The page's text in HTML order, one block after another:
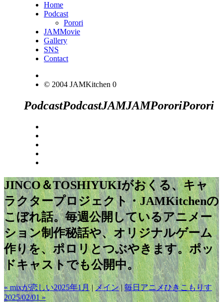
Home
Podcast
Porori
JAMMovie
Gallery
SNS
Contact
© 2004 JAMKitchen 0
PodcastPodcastJAMJAMPororiPorori
JINCO＆TOSHIYUKIがおくる、キャ
ラクタープロジェクト・JAMKitchenの
こぼれ話。毎週公開しているアニメー
ション制作秘話や、オリジナルゲーム
作りを、ポロリとつぶやきます。ポッ
ドキャストでも公開中。
« mixが恋しい2025年1月|メイン|毎日アニメひきこもりす
2025/02/01 »